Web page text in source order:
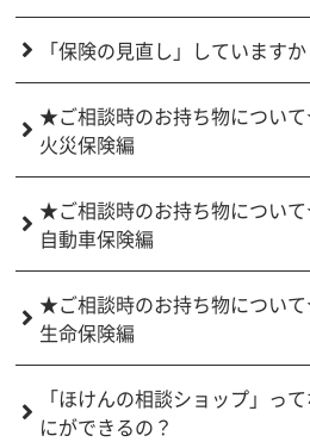
「保険の見直し」していますか
★ご相談時のお持ち物につい
火災保険編
★ご相談時のお持ち物につい
自動車保険編
★ご相談時のお持ち物につい
生命保険編
「ほけんの相談ショップ」っ
にができるの？